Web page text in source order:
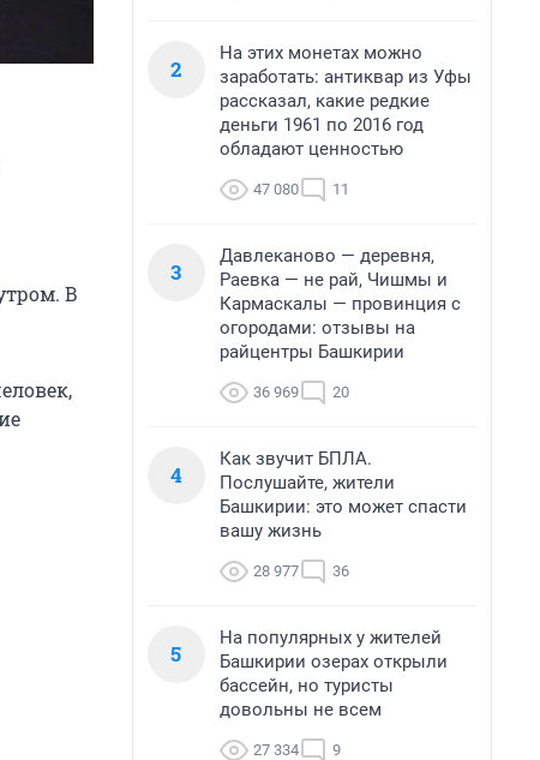
В
2
На этих монетах можно
заработать: антиквар из Уфы
рассказал, какие редкие
деньги 1961 по 2016 год
обладают ценностью
47 080 11
3
Давлеканово — деревня,
Раевка — не рай, Чишмы и
Кармаскалы — провинция с
огородами: отзывы на
райцентры Башкирии
36 969 20
4
Как звучит БПЛА.
Послушайте, жители
Башкирии: это может спасти
вашу жизнь
28 977 36
5
На популярных у жителей
Башкирии озерах открыли
бассейн, но туристы
довольны не всем
27 334 9